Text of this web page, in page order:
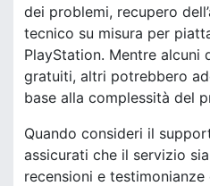
dei problemi, recupero
tecnico su misura per
PlayStation. Mentre alcuni
gratuiti, altri potrebbero
base alla complessità del
Quando consideri il
assicurati che il servizio
recensioni e